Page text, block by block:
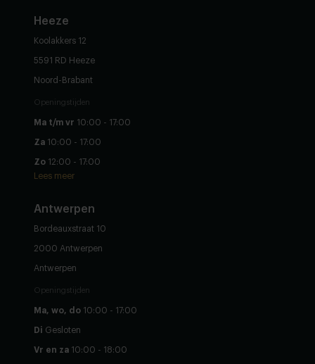
Heeze
Koolakkers 12
5591 RD Heeze
Noord-Brabant
Openingstijden
Ma t/m vr 10:00 - 17:00
Za 10:00 - 17:00
Zo 12:00 - 17:00
Lees meer
Antwerpen
Bordeauxstraat 10
2000 Antwerpen
Antwerpen
Openingstijden
Ma, wo, do 10:00 - 17:00
Di Gesloten
Vr en za 10:00 - 18:00